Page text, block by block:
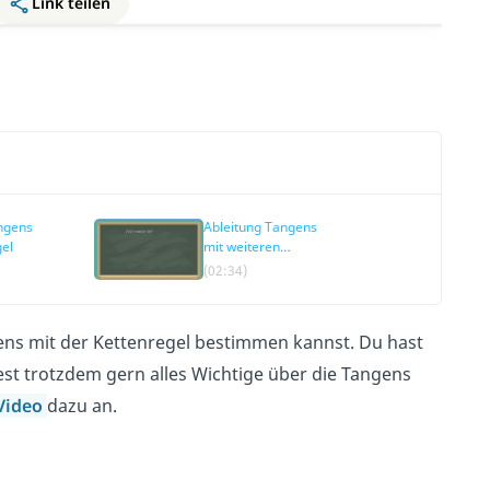
Ableitung Tangens
mit weiteren
Ableitungsregeln
(02:34)
mit der Kettenregel bestimmen kannst. Du hast
trotzdem gern alles Wichtige über die Tangens
dazu an.